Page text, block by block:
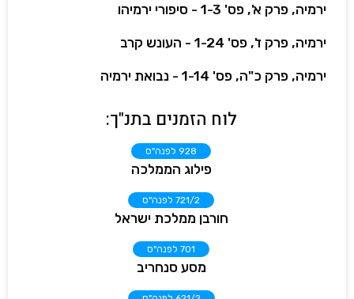
ירמיה, פרק א', פס' 1-3 - סיפורי ירמיהו
ירמיה, פרק ז', פס' 1-24 - העונש קרב
ירמיה, פרק כ"ה, פס' 1-14 - נבואת ירמיה
לוח הזמנים בתנ"ך:
928 לפנה"ס
פילוג הממלכה
721/2 לפנה"ס
חורבן ממלכת ישראל
701 לפנה"ס
מסע סנחריב